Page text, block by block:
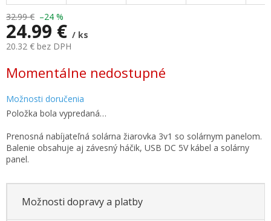
32.99 € –24 %
24.99 € / ks
20.32 € bez DPH
cena:
Momentálne nedostupné
Možnosti doručenia
Položka bola vypredaná…
Prenosná nabíjateľná solárna žiarovka 3v1 so solárnym panelom.
Balenie obsahuje aj závesný háčik, USB DC 5V kábel a solárny
panel.
Možnosti dopravy a platby